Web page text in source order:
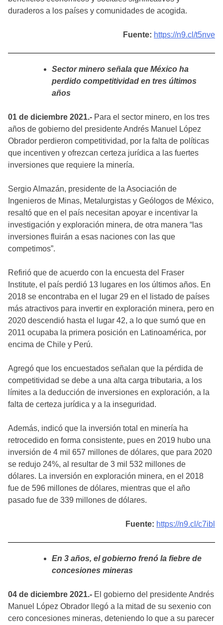
duraderos a los países y comunidades de acogida.
Fuente: https://n9.cl/t5nve
Sector minero señala que México ha
perdido competitividad en tres últimos
años
01 de diciembre 2021.- Para el sector minero, en los tres
años de gobierno del presidente Andrés Manuel López
Obrador perdieron competitividad, por la falta de políticas
que incentiven y ofrezcan certeza jurídica a las fuertes
inversiones que requiere la minería.
Sergio Almazán, presidente de la Asociación de
Ingenieros de Minas, Metalurgistas y Geólogos de México,
resaltó que en el país necesitan apoyar e incentivar la
investigación y exploración minera, de otra manera “las
inversiones fluirán a esas naciones con las que
competimos”.
Refirió que de acuerdo con la encuesta del Fraser
Institute, el país perdió 13 lugares en los últimos años. En
2018 se encontraba en el lugar 29 en el listado de países
más atractivos para invertir en exploración minera, pero en
2020 descendió hasta el lugar 42, a lo que sumó que en
2011 ocupaba la primera posición en Latinoamérica, por
encima de Chile y Perú.
Agregó que los encuestados señalan que la pérdida de
competitividad se debe a una alta carga tributaria, a los
límites a la deducción de inversiones en exploración, a la
falta de certeza jurídica y a la inseguridad.
Además, indicó que la inversión total en minería ha
retrocedido en forma consistente, pues en 2019 hubo una
inversión de 4 mil 657 millones de dólares, que para 2020
se redujo 24%, al resultar de 3 mil 532 millones de
dólares. La inversión en exploración minera, en el 2018
fue de 596 millones de dólares, mientras que el año
pasado fue de 339 millones de dólares.
Fuente: https://n9.cl/c7ibl
En 3 años, el gobierno frenó la fiebre de
concesiones mineras
04 de diciembre 2021.- El gobierno del presidente Andrés
Manuel López Obrador llegó a la mitad de su sexenio con
cero concesiones mineras, deteniendo lo que a su parecer